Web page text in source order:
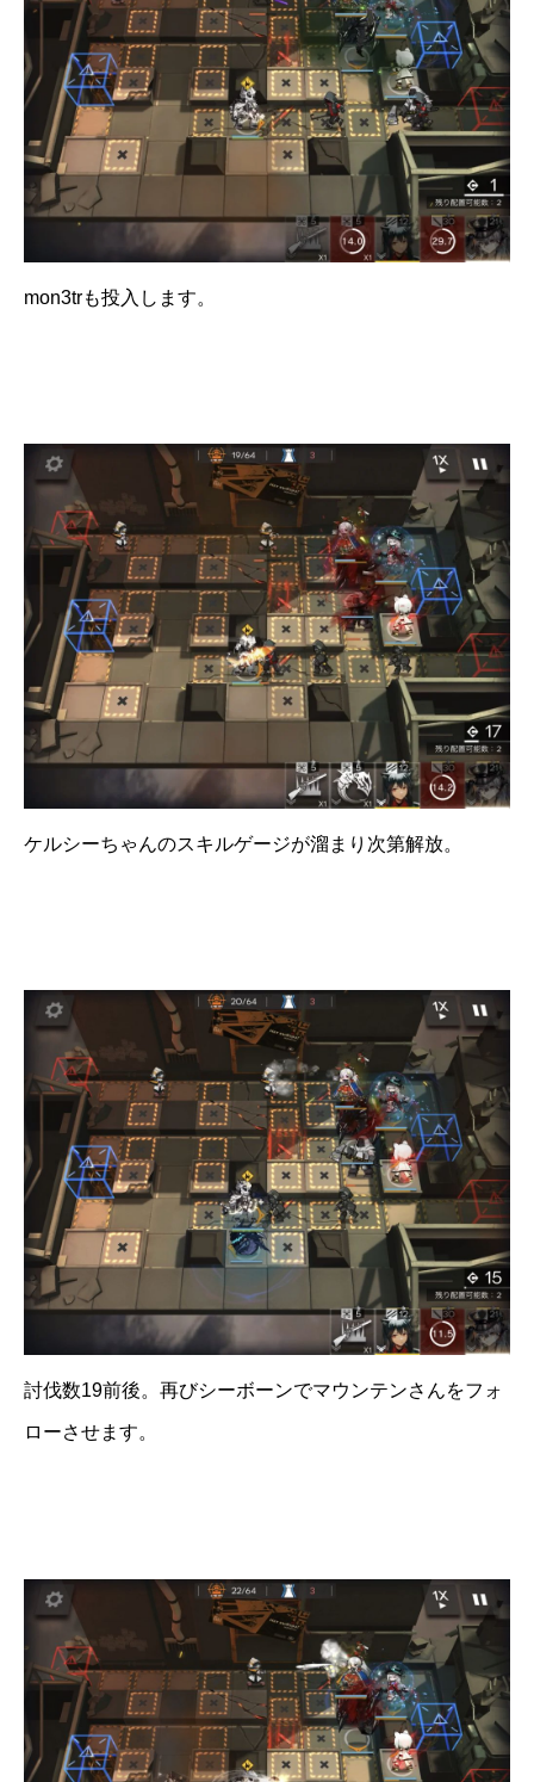
mon3trも投入します。
ケルシーちゃんのスキルゲージが溜まり次第解放。
討伐数19前後。再びシーボーンでマウンテンさんをフォ
ローさせます。